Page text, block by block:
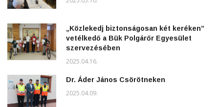
„Közlekedj biztonságosan két keréken”
vetélkedő a Bük Polgárőr Egyesület
szervezésében
2025.04.16.
Dr. Áder János Csörötneken
2025.04.09.